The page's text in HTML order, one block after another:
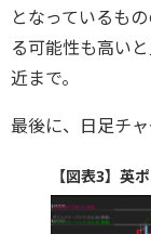
となっているも
る可能性も高い
近まで。
最後に、日足チャ
【図表3】英